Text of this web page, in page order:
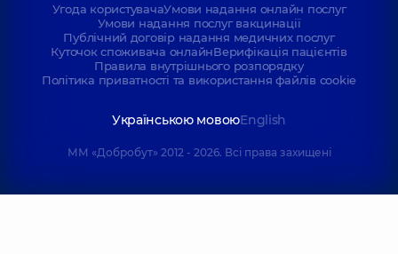
Угода користувачаУмови надання онлайн послуг
Умови надання послуг вакцинації
Публічний договір надання медичних послуг
Куточок споживача онлайнВерифікація пацієнтів
Правила внутрішнього розпорядку
Політика приватності та використання файлів cookie
Українською мовоюEnglish
ММ «Добробут» 2012 - 2026. Всі права захищені